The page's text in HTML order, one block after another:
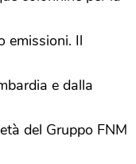
emissioni. Il
e dalla
del Gruppo FNM